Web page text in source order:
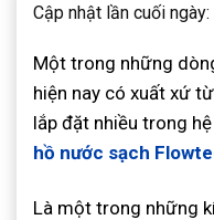
Cập nhật lần cuối
Một trong những
hiện nay có xuất xứ
lắp đặt nhiều trong
hồ nước sạch
Là một trong những